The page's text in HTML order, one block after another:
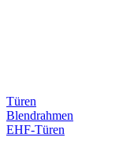
Türen
Blendrahmen
EHF-Türen